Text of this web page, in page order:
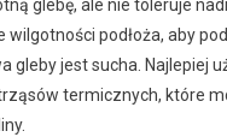
glebę, ale nie toleruje
wilgotności podłoża, aby
gleby jest sucha. Najlepiej
termicznych, które